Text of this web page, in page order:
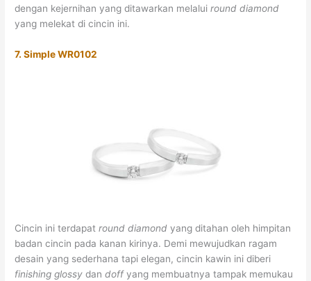
dengan kejernihan yang ditawarkan melaluiround diamond
yang melekat di cincin ini.
7. Simple WR0102
Cincin ini terdapatround diamond yang ditahan oleh himpitan
badan cincin pada kanan kirinya. Demi mewujudkan ragam
desain yang sederhana tapi elegan, cincin kawin ini diberi
finishing glossydandoffyang membuatnya tampak memukau